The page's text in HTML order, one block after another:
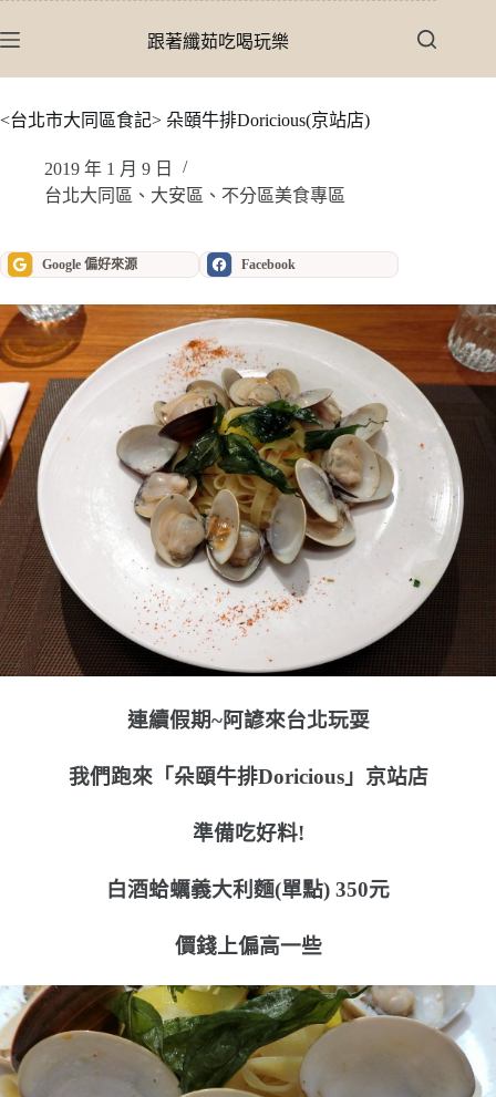
至
內
跟著纖茹吃喝玩樂
<台北市大同區食記> 朵頤牛排Doricious(京站店)
2019 年 1 月 9 日
台北大同區、大安區、不分區美食專區
Google 偏好來源 Facebook
連續假期~阿諺來台北玩耍
我們跑來「朵頤牛排Doricious」京站店
準備吃好料!
白酒蛤蠣義大利麵(單點) 350元
價錢上偏高一些